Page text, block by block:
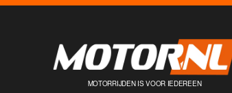
MOTORRIJDEN IS VOOR IEDEREEN